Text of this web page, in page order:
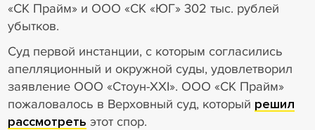
«СК Прайм» и ООО «СК «ЮГ» 302 тыс. рублей
убытков.
Суд первой инстанции, с которым согласились
апелляционный и окружной суды, удовлетворил
заявление ООО «Стоун-XXI». ООО «СК Прайм»
пожаловалось в Верховный суд, который решил
рассмотреть этот спор.